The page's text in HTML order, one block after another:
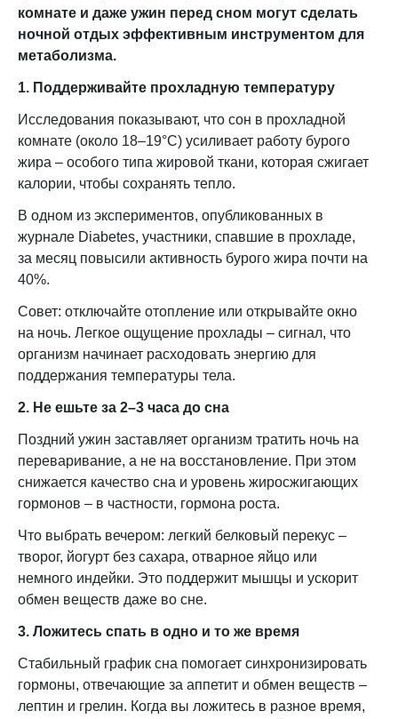
комнате и даже ужин перед сном могут сделать
ночной отдых эффективным инструментом для
метаболизма.
1. Поддерживайте прохладную температуру
Исследования показывают, что сон в прохладной
комнате (около 18–19°C) усиливает работу бурого
жира – особого типа жировой ткани, которая сжигает
калории, чтобы сохранять тепло.
В одном из экспериментов, опубликованных в
журнале Diabetes, участники, спавшие в прохладе,
за месяц повысили активность бурого жира почти на
40%.
Совет: отключайте отопление или открывайте окно
на ночь. Легкое ощущение прохлады – сигнал, что
организм начинает расходовать энергию для
поддержания температуры тела.
2. Не ешьте за 2–3 часа до сна
Поздний ужин заставляет организм тратить ночь на
переваривание, а не на восстановление. При этом
снижается качество сна и уровень жиросжигающих
гормонов – в частности, гормона роста.
Что выбрать вечером: легкий белковый перекус –
творог, йогурт без сахара, отварное яйцо или
немного индейки. Это поддержит мышцы и ускорит
обмен веществ даже во сне.
3. Ложитесь спать в одно и то же время
Стабильный график сна помогает синхронизировать
гормоны, отвечающие за аппетит и обмен веществ –
лептин и грелин. Когда вы ложитесь в разное время,